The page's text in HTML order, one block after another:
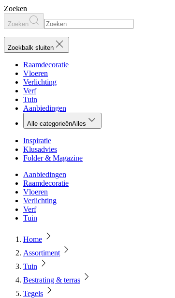
Zoeken
Zoeken
Zoekbalk sluiten
Raamdecoratie
Vloeren
Verlichting
Verf
Tuin
Aanbiedingen
Alle categorieënAlles
Inspiratie
Klusadvies
Folder & Magazine
Aanbiedingen
Raamdecoratie
Vloeren
Verlichting
Verf
Tuin
Home
Assortiment
Tuin
Bestrating & terras
Tegels